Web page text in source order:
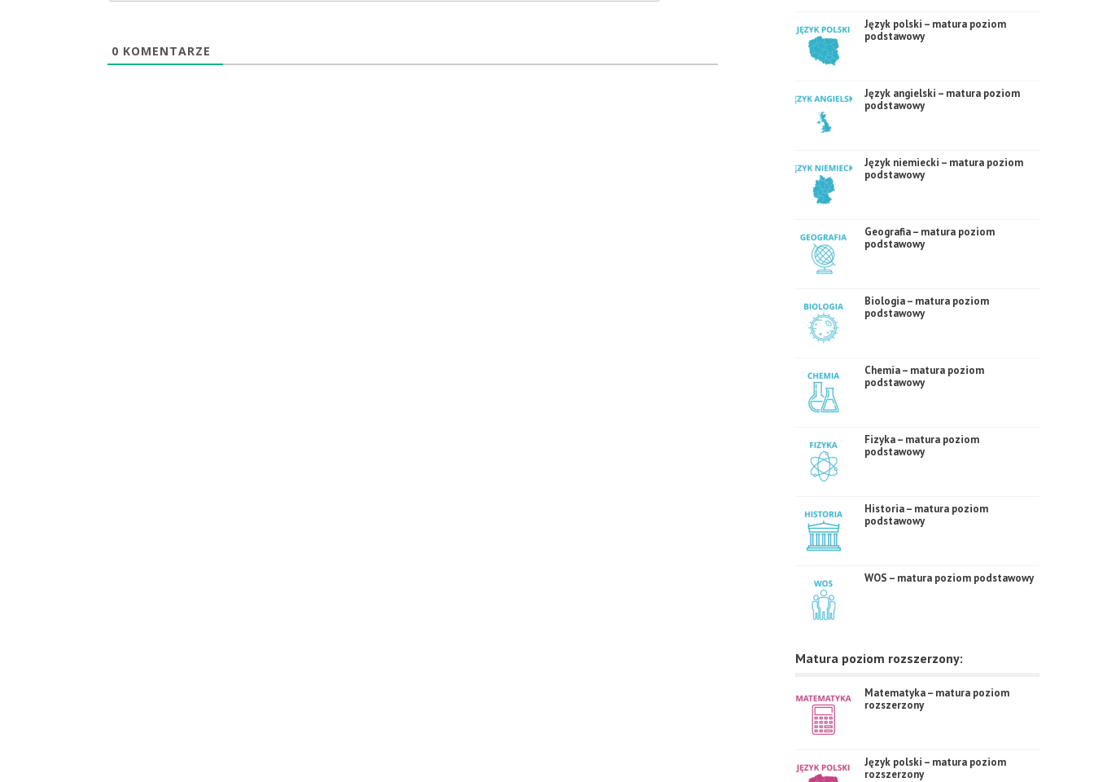
0 KOMENTARZE
Język polski – matura poziom
podstawowy
Język angielski – matura poziom
podstawowy
Język niemiecki – matura poziom
podstawowy
Geografia – matura poziom
podstawowy
Biologia – matura poziom
podstawowy
Chemia – matura poziom
podstawowy
Fizyka – matura poziom
podstawowy
Historia – matura poziom
podstawowy
WOS – matura poziom podstawowy
Matura poziom rozszerzony:
Matematyka – matura poziom
rozszerzony
Język polski – matura poziom
rozszerzony